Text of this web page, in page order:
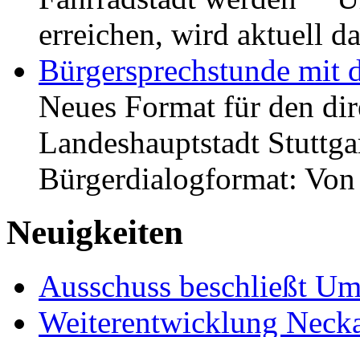
erreichen, wird aktuell
Bürgersprechstunde mit
Neues Format für den
Landeshauptstadt
Bürgerdialogformat:
Neuigkeiten
Ausschuss beschließt
Weiterentwicklung